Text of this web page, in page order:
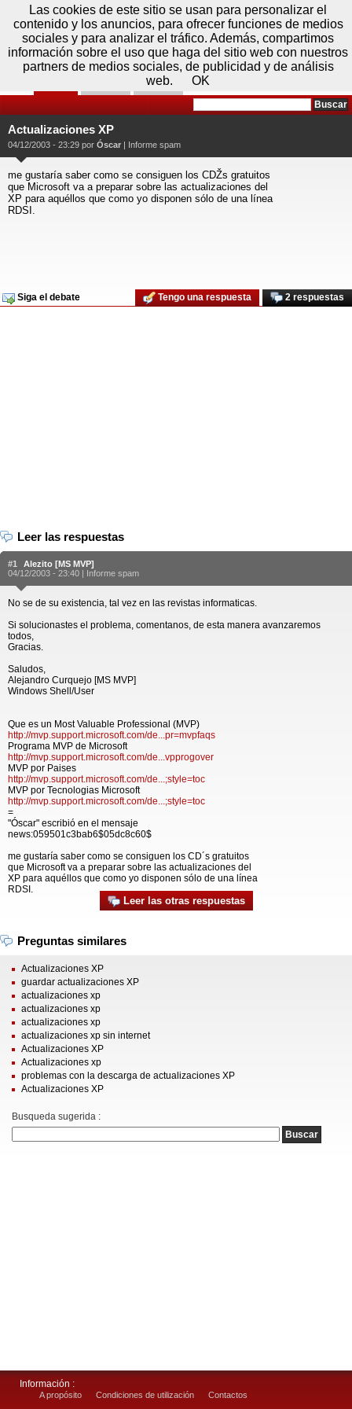
Videos
Generales
Actualizaciones XP
04/12/2003 - 23:29 por Óscar | Informe spam
me gustaría saber como se consiguen los CDŽs gratuitos
que Microsoft va a preparar sobre las actualizaciones del
XP para aquéllos que como yo disponen sólo de una línea
RDSI.
Siga el debate 2 respuestas
Tengo una respuesta
Leer las respuestas
#1
Alezito [MS MVP]
04/12/2003 - 23:40 | Informe spam
No se de su existencia, tal vez en las revistas informaticas.
Si solucionastes el problema, comentanos, de esta manera avanzaremos
todos,
Gracias.
Saludos,
Alejandro Curquejo [MS MVP]
Windows Shell/User
Que es un Most Valuable Professional (MVP)
http://mvp.support.microsoft.com/de...pr=mvpfaqs
Programa MVP de Microsoft
http://mvp.support.microsoft.com/de...vpprogover
MVP por Paises
http://mvp.support.microsoft.com/de...;style=toc
MVP por Tecnologias Microsoft
http://mvp.support.microsoft.com/de...;style=toc
=
"Óscar" escribió en el mensaje
news:059501c3bab6$05dc8c60$
me gustaría saber como se consiguen los CD´s gratuitos
que Microsoft va a preparar sobre las actualizaciones del
XP para aquéllos que como yo disponen sólo de una línea
RDSI.
Leer las otras respuestas
Preguntas similares
Actualizaciones XP
guardar actualizaciones XP
actualizaciones xp
actualizaciones xp
actualizaciones xp
actualizaciones xp sin internet
Actualizaciones XP
Actualizaciones xp
problemas con la descarga de actualizaciones XP
Actualizaciones XP
Busqueda sugerida :
Domingo 09 de agosto - 15:31 Registrar Conectar
Información :
A propósito Condiciones de utilización Contactos
Las cookies de este sitio se usan para personalizar el
contenido y los anuncios, para ofrecer funciones de medios
sociales y para analizar el tráfico. Además, compartimos
información sobre el uso que haga del sitio web con nuestros
partners de medios sociales, de publicidad y de análisis
web.
OK